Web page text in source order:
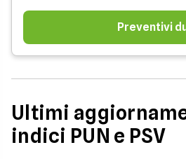
Preventivi
Ultimi
indici PUN e PSV